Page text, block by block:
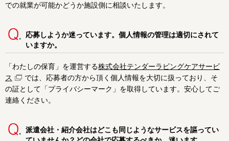
住吉区 平野区 北区
堺市で絞り込む
東区 西区 南区
での就業が可能かどうか施設側に相談いたします。
応募しようか迷っています。個人情報の管理は適切にされて
いますか。
「わたしの保育」を運営する株式会社テンダーラビングケアサービ
ス
では、応募者の方から頂く個人情報を大切に扱っており、そ
の証として「プライバシーマーク」を取得しています。安心してご
連絡ください。
派遣会社・紹介会社はどこも同じようなサービスを謳ってい